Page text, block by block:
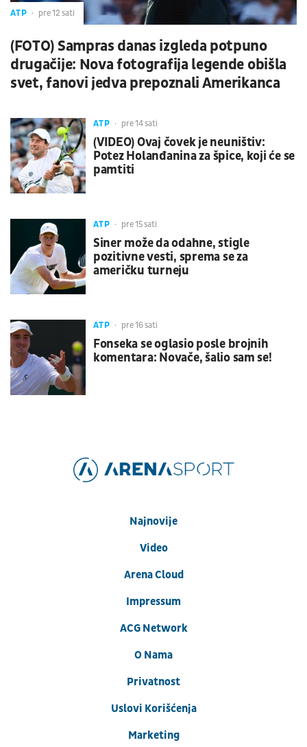
ATP pre 12 sati
(FOTO) Sampras danas izgleda potpuno
drugačije: Nova fotografija legende obišla
svet, fanovi jedva prepoznali Amerikanca
ATP pre 14 sati
(VIDEO) Ovaj čovek je neuništiv:
Potez Holanđanina za špice, koji će se
pamtiti
ATP pre 15 sati
Siner može da odahne, stigle
pozitivne vesti, sprema se za
američku turneju
ATP pre 16 sati
Fonseka se oglasio posle brojnih
komentara: Novače, šalio sam se!
Najnovije
Video
Arena Cloud
Impressum
ACG Network
O Nama
Privatnost
Uslovi Korišćenja
Marketing